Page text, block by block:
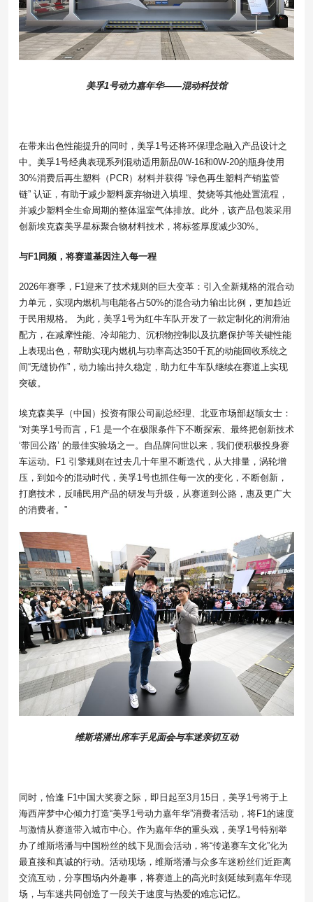
美孚1号动力嘉年华——混动科技馆
在带来出色性能提升的同时，美孚1号还将环保理念融入产品设计之
中。美孚1号经典表现系列混动适用新品0W-16和0W-20的瓶身使用
30%消费后再生塑料（PCR）材料并获得 “绿色再生塑料产销监管
链” 认证，有助于减少塑料废弃物进入填埋、焚烧等其他处置流程，
并减少塑料全生命周期的整体温室气体排放。此外，该产品包装采用
创新埃克森美孚星标聚合物材料技术，将标签厚度减少30%。
与F1同频，将赛道基因注入每一程
2026年赛季，F1迎来了技术规则的巨大变革：引入全新规格的混合动
力单元，实现内燃机与电能各占50%的混合动力输出比例，更加趋近
于民用规格。 为此，美孚1号为红牛车队开发了一款定制化的润滑油
配方，在减摩性能、冷却能力、沉积物控制以及抗磨保护等关键性能
上表现出色，帮助实现内燃机与功率高达350千瓦的动能回收系统之
间“无缝协作”，动力输出持久稳定，助力红牛车队继续在赛道上实现
突破。
埃克森美孚（中国）投资有限公司副总经理、北亚市场部赵颉女士：
“对美孚1号而言，F1 是一个在极限条件下不断探索、最终把创新技术
‘带回公路’ 的最佳实验场之一。自品牌问世以来，我们便积极投身赛
车运动。F1 引擎规则在过去几十年里不断迭代，从大排量，涡轮增
压，到如今的混动时代，美孚1号也抓住每一次的变化，不断创新，
打磨技术，反哺民用产品的研发与升级，从赛道到公路，惠及更广大
的消费者。”
维斯塔潘出席车手见面会与车迷亲切互动
同时，恰逢 F1中国大奖赛之际，即日起至3月15日，美孚1号将于上
海西岸梦中心倾力打造“美孚1号动力嘉年华”消费者活动，将F1的速度
与激情从赛道带入城市中心。作为嘉年华的重头戏，美孚1号特别举
办了维斯塔潘与中国粉丝的线下见面会活动，将“传递赛车文化”化为
最直接和真诚的行动。活动现场，维斯塔潘与众多车迷粉丝们近距离
交流互动，分享围场内外趣事，将赛道上的高光时刻延续到嘉年华现
场，与车迷共同创造了一段关于速度与热爱的难忘记忆。